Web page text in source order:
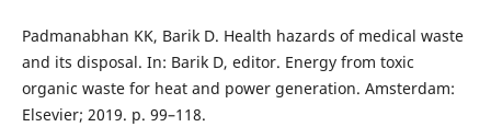
Padmanabhan KK, Barik D. Health hazards of medical waste
and its disposal. In: Barik D, editor. Energy from toxic
organic waste for heat and power generation. Amsterdam:
Elsevier; 2019. p. 99–118.